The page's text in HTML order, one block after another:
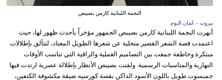
النجمة اللبنانية كارمن بصيبص
بيروت - عُمان اليوم
أبهرت النجمة اللبنانية كارمن بصيبص الجمهور مؤخراً بأحدث ظهور لها، حيث
اعتمدت قصة الشعر القصير متخلية عن شعرها الطويل المعتاد، لتتألق بإطلالات
مبتكرة وخاطفة جمعت بين التصاميم العملية والراقية التي تناسب الأوقات
النهارية والمناسبات الرسمية. ولفتت بصيبص الأنظار بإطلالة عصرية ارتدت فيها
جمبسوت طويل باللون الأسود الداكن بقصة كورسيه ضيقة مكشوفة الكتفين،